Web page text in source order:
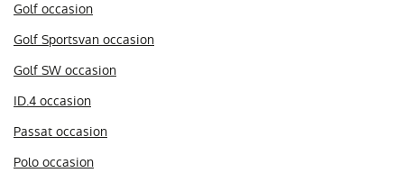
Golf occasion
Golf Sportsvan occasion
Golf SW occasion
ID.4 occasion
Passat occasion
Polo occasion